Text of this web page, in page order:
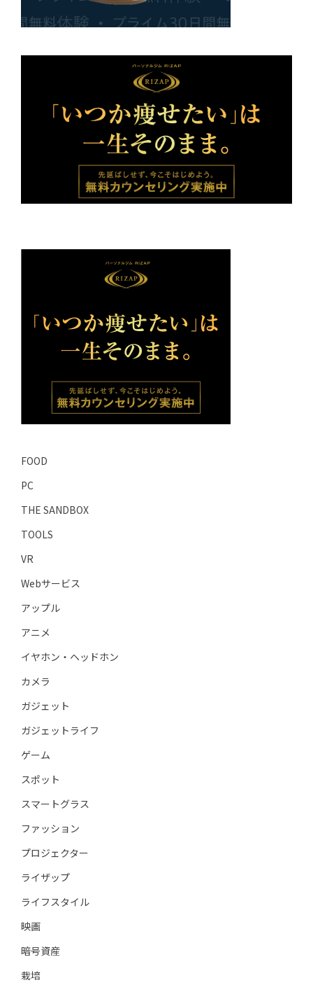
FOOD
PC
THE SANDBOX
TOOLS
VR
Webサービス
アップル
アニメ
イヤホン・ヘッドホン
カメラ
ガジェット
ガジェットライフ
ゲーム
スポット
スマートグラス
ファッション
プロジェクター
ライザップ
ライフスタイル
映画
暗号資産
栽培